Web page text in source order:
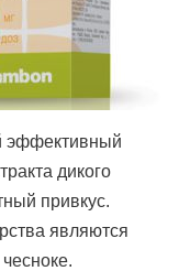
эффективный
дикого
привкус.
являются